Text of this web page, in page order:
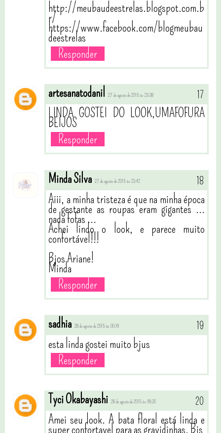
http://meubaudeestrelas.blogspot.com.b
r/
https://www.facebook.com/blogmeubau
deestrelas
Responder
artesanatodanil 27 de agosto de 2015 às 23:38
LINDA GOSTEI DO LOOK,UMAFOFURA
BEIJOS
Responder
Minda Silva 27 de agosto de 2015 às 23:42
Aiii, a minha tristeza é que na minha época
de gestante as roupas eram gigantes ...
nada fofas ...
Achei lindo o look, e parece muito
confortável!!!
Bjos Ariane!
Minda
Responder
sadhia 28 de agosto de 2015 às 00:19
esta linda gostei muito bjus
Responder
Tyci Okabayashi 28 de agosto de 2015 às 09:26
Amei seu look. A bata floral está linda e
super confortavel para as gravidinhas. Bjs